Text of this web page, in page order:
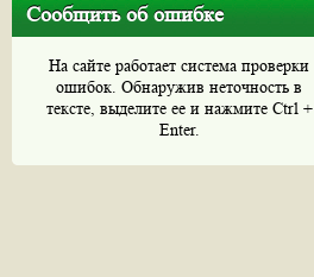
Сообщить об ошибке
На сайте работает система проверки
ошибок. Обнаружив неточность в
тексте, выделите ее и нажмите Ctrl +
Enter.